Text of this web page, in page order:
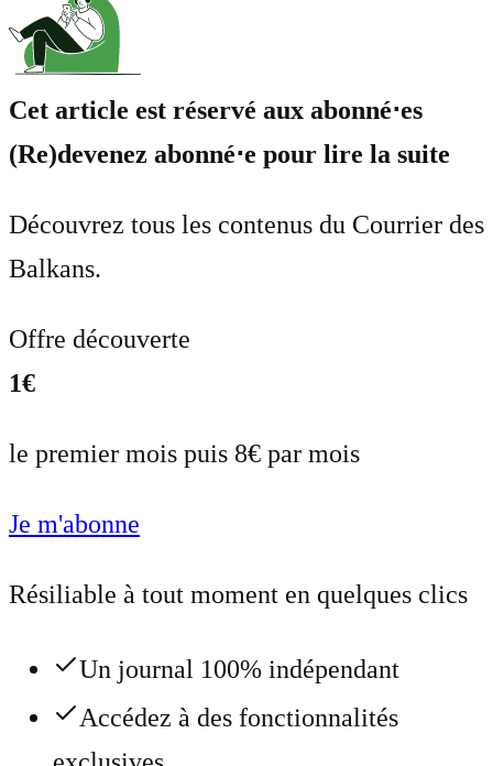
Cet article est réservé aux abonné⋅es
(Re)devenez abonné⋅e pour lire la suite
Découvrez tous les contenus du Courrier des
Balkans.
Offre découverte
1€
le premier mois puis 8€ par mois
Je m'abonne
Résiliable à tout moment en quelques clics
Un journal 100% indépendant
Accédez à des fonctionnalités